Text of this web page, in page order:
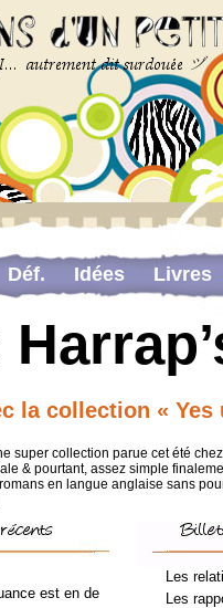
Déf. Idées
Livres
la collection « Yes
super collection parue cet été
& pourtant, assez simple
en langue anglaise sans
est en deuil : Jean-Charles
Les
Les